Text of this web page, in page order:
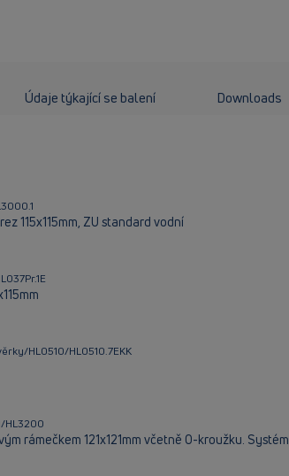
Údaje týkající se balení Downloads
115x115mm, ZU standard vodní
HL0510/HL0510.7EKK
HL3200
rámečkem 121x121mm včetně O-kroužku. Systém